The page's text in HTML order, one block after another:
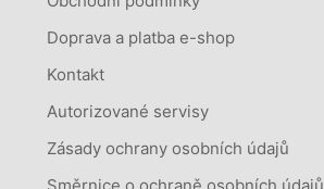
Doprava a platba e-shop
Kontakt
Autorizované servisy
Zásady ochrany osobních údajů
Směrnice o ochraně osobních údajů